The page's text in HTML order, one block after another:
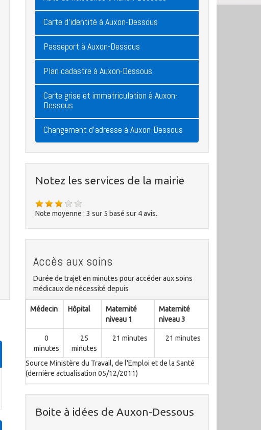
Carte d'identité à Auxon-Dessous
Passeport à Auxon-Dessous
Plan cadastre à Auxon-Dessous
Carte grise et immatriculation à Auxon-
Dessous
Changement d'adresse à Auxon-Dessous
Notez les services de la mairie
Note moyenne : 3 sur 5 basé sur 4avis.
Accès aux soins
Durée de trajet en minutes pour accéder aux soins
médicaux de nécessité depuis
Médecin Hôpital
Maternité
niveau 1
Maternité
niveau 3
0
minutes
25
minutes
21 minutes 21 minutes
Source Ministère du Travail, de l'Emploi et de la Santé
(dernière actualisation 05/12/2011)
Boite à idées de Auxon-Dessous